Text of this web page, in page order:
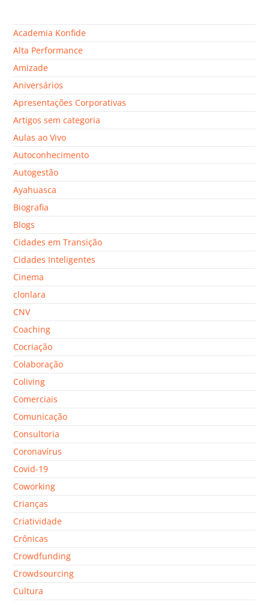
Academia Konfide
Alta Performance
Amizade
Aniversários
Apresentações Corporativas
Artigos sem categoria
Aulas ao Vivo
Autoconhecimento
Autogestão
Ayahuasca
Biografia
Blogs
Cidades em Transição
Cidades Inteligentes
Cinema
clonlara
CNV
Coaching
Cocriação
Colaboração
Coliving
Comerciais
Comunicação
Consultoria
Coronavírus
Covid-19
Coworking
Crianças
Criatividade
Crônicas
Crowdfunding
Crowdsourcing
Cultura